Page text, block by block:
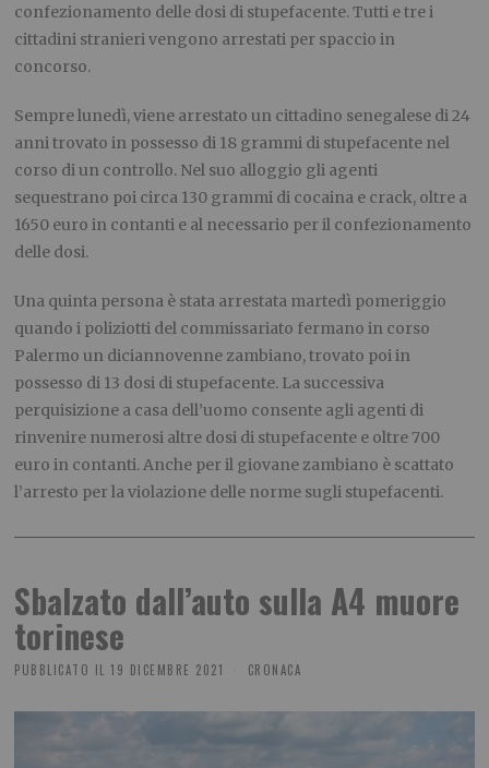
confezionamento delle dosi di stupefacente. Tutti e tre i
cittadini stranieri vengono arrestati per spaccio in
concorso.
Sempre lunedì, viene arrestato un cittadino senegalese di 24
anni trovato in possesso di 18 grammi di stupefacente nel
corso di un controllo. Nel suo alloggio gli agenti
sequestrano poi circa 130 grammi di cocaina e crack, oltre a
1650 euro in contanti e al necessario per il confezionamento
delle dosi.
Una quinta persona è stata arrestata martedì pomeriggio
quando i poliziotti del commissariato fermano in corso
Palermo un diciannovenne zambiano, trovato poi in
possesso di 13 dosi di stupefacente. La successiva
perquisizione a casa dell’uomo consente agli agenti di
rinvenire numerosi altre dosi di stupefacente e oltre 700
euro in contanti. Anche per il giovane zambiano è scattato
l’arresto per la violazione delle norme sugli stupefacenti.
Sbalzato dall’auto sulla A4 muore
torinese
PUBBLICATO IL 19 DICEMBRE 2021 CRONACA